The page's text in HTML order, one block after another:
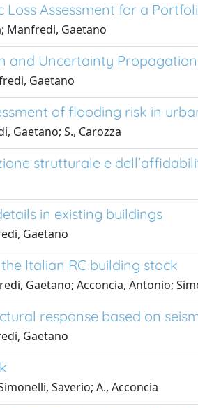
Assessment for a
Manfredi, Gaetano
and Uncertainty
Gaetano
of flooding risk in
Gaetano; S., Carozza
strutturale e
in existing buildings
Gaetano
Italian RC building stock
Gaetano; Acconcia, Antonio;
response based on
Gaetano
Saverio; A., Acconcia